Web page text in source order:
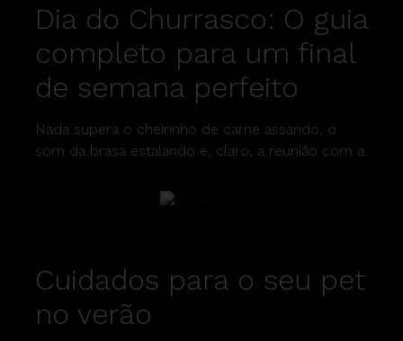
Dia do Churrasco: O guia
completo para um final
de semana perfeito
Nada supera o cheirinho de carne assando, o
som da brasa estalando e, claro, a reunião com a
Cuidados para o seu pet
no verão